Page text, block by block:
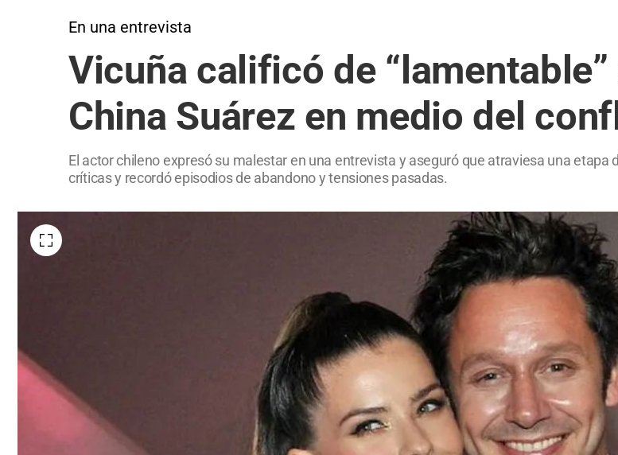
En una entrevista
Vicuña calificó de
China Suárez en medio del
El actor chileno expresó su malestar en una entrevista y aseguró que atraviesa una
críticas y recordó episodios de abandono y tensiones pasadas.